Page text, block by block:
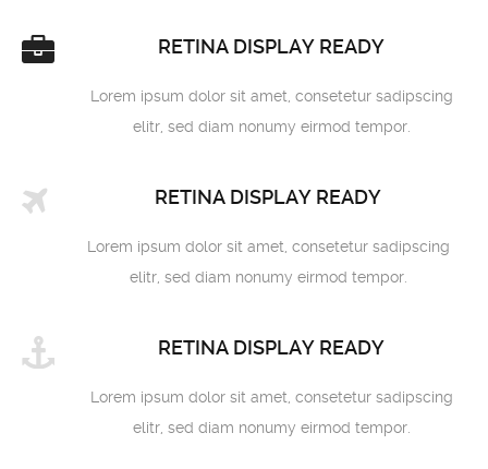
RETINA DISPLAY READY
Lorem ipsum dolor sit amet, consetetur sadipscing
elitr, sed diam nonumy eirmod tempor.
RETINA DISPLAY READY
Lorem ipsum dolor sit amet, consetetur sadipscing
elitr, sed diam nonumy eirmod tempor.
RETINA DISPLAY READY
Lorem ipsum dolor sit amet, consetetur sadipscing
elitr, sed diam nonumy eirmod tempor.